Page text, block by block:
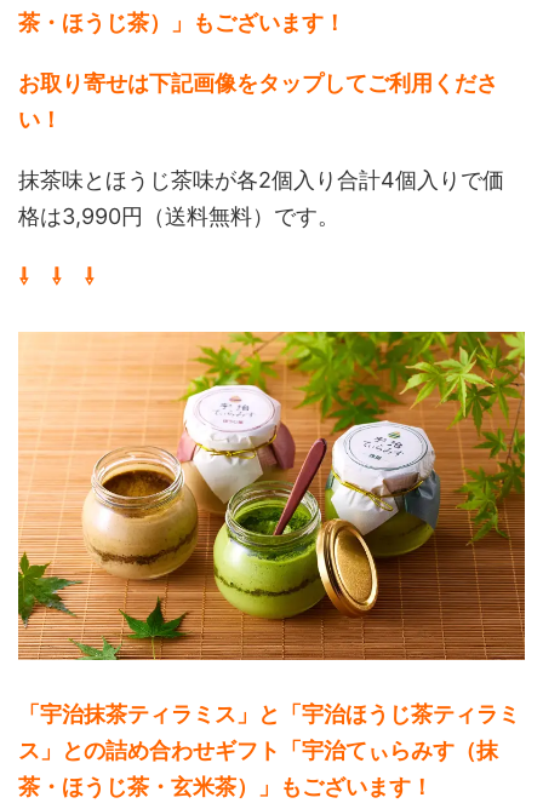
茶・ほうじ茶）」もございます！
お取り寄せは下記画像をタップしてご利用くださ
い！
抹茶味とほうじ茶味が各2個入り合計4個入りで価
格は3,990円（送料無料）です。
⇩ ⇩ ⇩
「宇治抹茶ティラミス」と「宇治ほうじ茶ティラミ
ス」との詰め合わせギフト「宇治てぃらみす（抹
茶・ほうじ茶・玄米茶）」もございます！